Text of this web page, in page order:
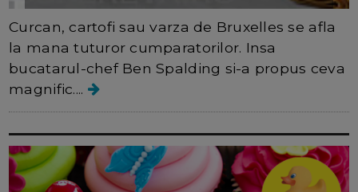
Curcan, cartofi sau varza de Bruxelles se afla
la mana tuturor cumparatorilor. Insa
bucatarul-chef Ben Spalding si-a propus ceva
magnific....